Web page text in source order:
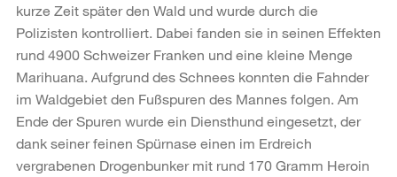
kurze Zeit später den Wald und wurde durch die
Polizisten kontrolliert. Dabei fanden sie in seinen Effekten
rund 4900 Schweizer Franken und eine kleine Menge
Marihuana. Aufgrund des Schnees konnten die Fahnder
im Waldgebiet den Fußspuren des Mannes folgen. Am
Ende der Spuren wurde ein Diensthund eingesetzt, der
dank seiner feinen Spürnase einen im Erdreich
vergrabenen Drogenbunker mit rund 170 Gramm Heroin